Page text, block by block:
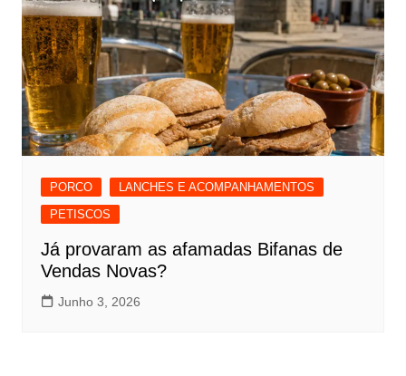
PORCO
LANCHES E ACOMPANHAMENTOS
PETISCOS
Já provaram as afamadas Bifanas de
Vendas Novas?
Junho 3, 2026